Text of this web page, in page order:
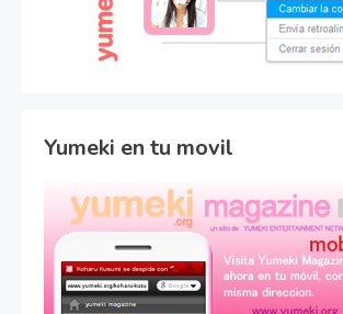
Yumeki en tu movil